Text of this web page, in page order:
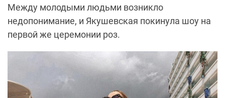
Между молодыми людьми возникло
недопонимание, и Якушевская покинула шоу на
первой же церемонии роз.